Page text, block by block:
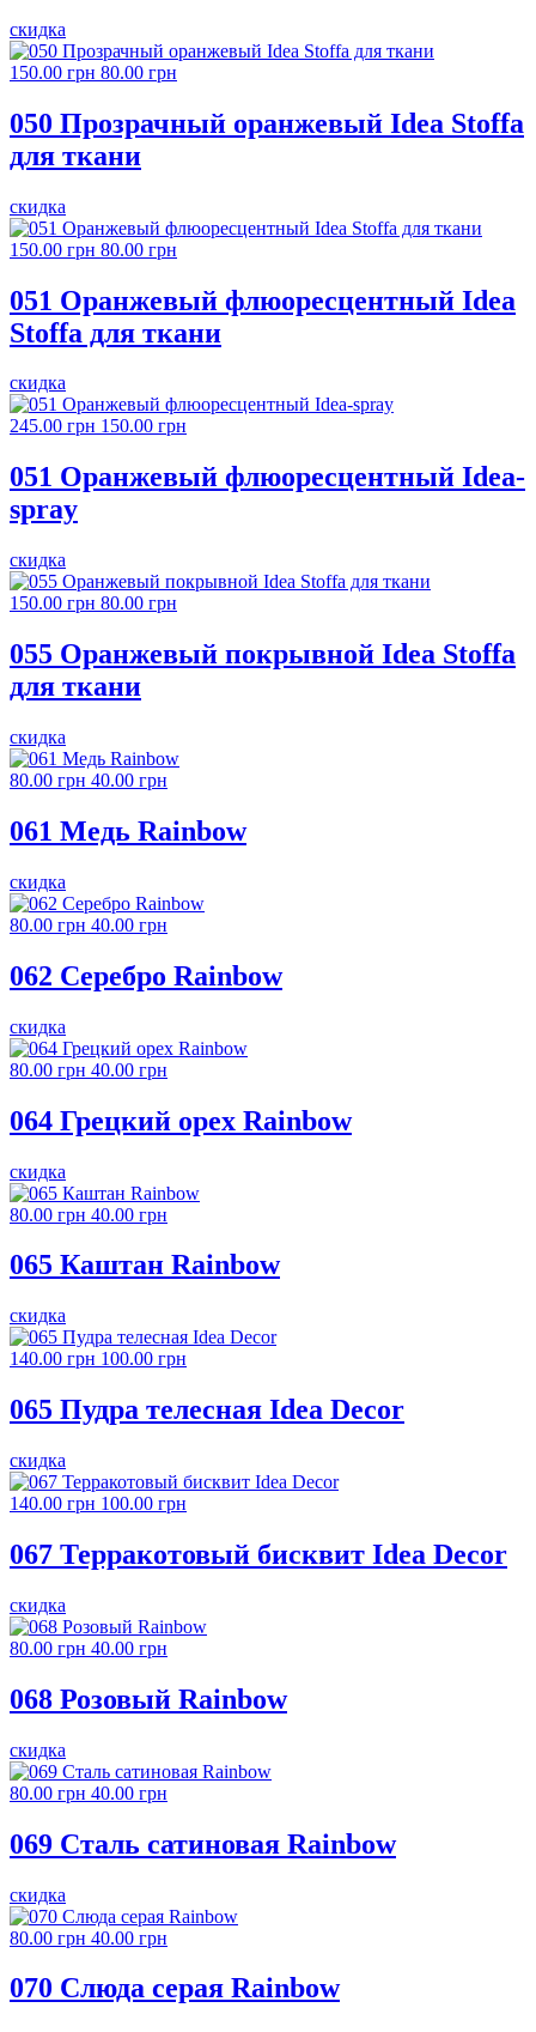
скидка
150.00 грн 80.00 грн
050 Прозрачный оранжевый Idea Stoffa
для ткани
скидка
150.00 грн 80.00 грн
051 Оранжевый флюоресцентный Idea
Stoffa для ткани
скидка
245.00 грн 150.00 грн
051 Оранжевый флюоресцентный Idea-
spray
скидка
150.00 грн 80.00 грн
055 Оранжевый покрывной Idea Stoffa
для ткани
скидка
80.00 грн 40.00 грн
061 Медь Rainbow
скидка
80.00 грн 40.00 грн
062 Серебро Rainbow
скидка
80.00 грн 40.00 грн
064 Грецкий орех Rainbow
скидка
80.00 грн 40.00 грн
065 Каштан Rainbow
скидка
140.00 грн 100.00 грн
065 Пудра телесная Idea Decor
скидка
140.00 грн 100.00 грн
067 Терракотовый бисквит Idea Decor
скидка
80.00 грн 40.00 грн
068 Розовый Rainbow
скидка
80.00 грн 40.00 грн
069 Сталь сатиновая Rainbow
скидка
80.00 грн 40.00 грн
070 Слюда серая Rainbow